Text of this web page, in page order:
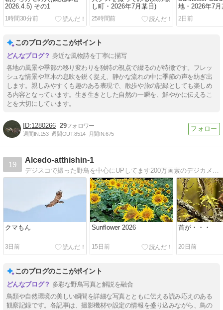
2026.4.5) その1
1時間30分前
し町・2026年7月某日)
25時間前
地・2026年7
2日前
このブログのここがポイント
身近な風物詩を丁寧に描写
各地の風景や季節の移り変わりを独特の視点で綴るのが特徴です。フレッ
シュな情景や草木の息吹を鋭く捉え、静かな流れの中に季節の声を紡ぎ出
します。親しみやすくも趣のある表現で、散歩や旅の記録としても楽しめ
る内容となっています。生き生きとした自然の一瞬を、鮮やかに伝えるこ
とを大切にしています。
1280266 29
週間IN:153 週間OUT:8514 月間IN:675
19
Alcedo-atthishin-1
デジスコで撮った野鳥を中心にUPしてます200万画素のデジカメで撮ったカワセミの写真が、野鳥撮影にハマったきっかけです！
クマもん
3日前
Sunflower 2026
15日前
首が・・・
20日前
このブログのここがポイント
多彩な野鳥写真と解説を融合
鳥類や自然環境の美しい瞬間を詳細な写真とともに伝える読み応えのある
観察記録です。各記事は、撮影機材や設定の情報を盛り込みながら、鳥の